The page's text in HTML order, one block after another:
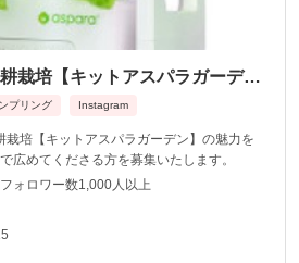
栽培【キットアスパラガーデ
募集！！
プリング Instagram
栽培【キットアスパラガーデン】の魅力を
広めてくださる方を募集いたします。
ォロワー数1,000人以上